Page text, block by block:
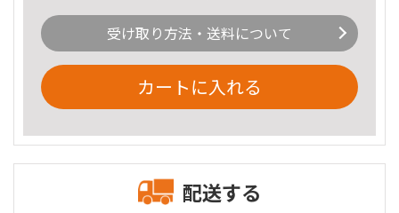
受け取り方法・送料について
カートに入れる
配送する